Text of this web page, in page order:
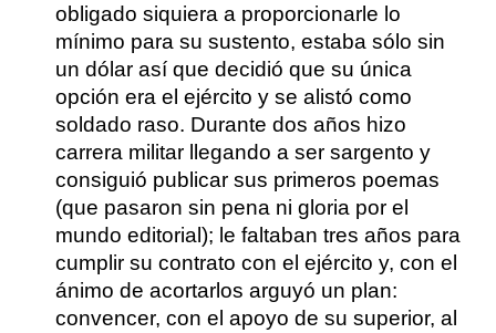
obligado siquiera a proporcionarle lo
mínimo para su sustento, estaba sólo sin
un dólar así que decidió que su única
opción era el ejército y se alistó como
soldado raso. Durante dos años hizo
carrera militar llegando a ser sargento y
consiguió publicar sus primeros poemas
(que pasaron sin pena ni gloria por el
mundo editorial); le faltaban tres años para
cumplir su contrato con el ejército y, con el
ánimo de acortarlos arguyó un plan:
convencer, con el apoyo de su superior, al